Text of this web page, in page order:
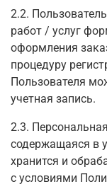
2.2.
работ / услуг
оформления
процедуру
Пользователя
учетная запись.
2.3.
содержащаяся в
хранится и
с условиями